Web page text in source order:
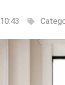
10:43